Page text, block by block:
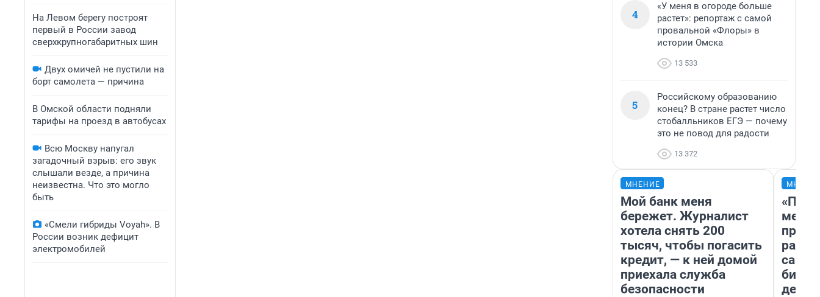
На Левом берегу построят
первый в России завод
сверхкрупногабаритных шин
Двух омичей не пустили на
борт самолета — причина
В Омской области подняли
тарифы на проезд в автобусах
Всю Москву напугал
загадочный взрыв: его звук
слышали везде, а причина
неизвестна. Что это могло
быть
«Смели гибриды Voyah». В
России возник дефицит
электромобилей
4
«У меня в огороде больше
растет»: репортаж с самой
провальной «Флоры» в
истории Омска
13 533
5
Российскому образованию
конец? В стране растет число
стобалльников ЕГЭ — почему
это не повод для радости
13 372
МНЕНИЕ
Мой банк меня
бережет. Журналист
хотела снять 200
тысяч, чтобы погасить
кредит, — к ней домой
приехала служба
безопасности